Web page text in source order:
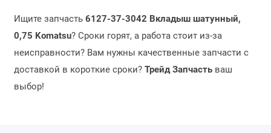
Ищите запчасть 6127-37-3042 Вкладыш шатунный,
0,75 Komatsu? Сроки горят, а работа стоит из-за
неисправности? Вам нужны качественные запчасти с
доставкой в короткие сроки? Трейд Запчастьваш
выбор!